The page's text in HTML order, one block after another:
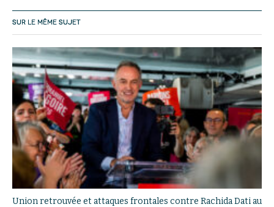
SUR LE MÊME SUJET
Union retrouvée et attaques frontales contre Rachida Dati au